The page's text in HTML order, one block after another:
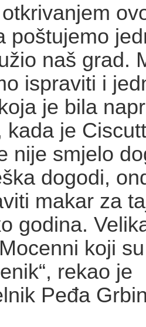
poštujemo
naš grad.
ispraviti i
je bila
kada je
nije smjelo
dogodi,
makar za
godina.
koji
rekao je
Peđa